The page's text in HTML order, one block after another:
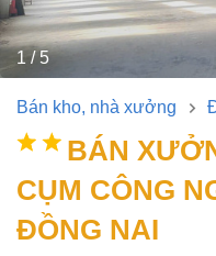
1/5
Bán kho, nhà xưởng
BÁN XƯỞNG SKC 37.000M2
CỤM CÔNG
ĐỒNG NAI